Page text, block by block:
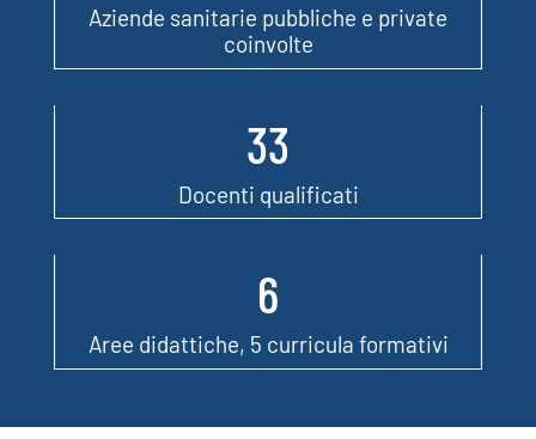
Aziende sanitarie pubbliche e private
coinvolte
33
Docenti qualificati
6
Aree didattiche, 5 curricula formativi